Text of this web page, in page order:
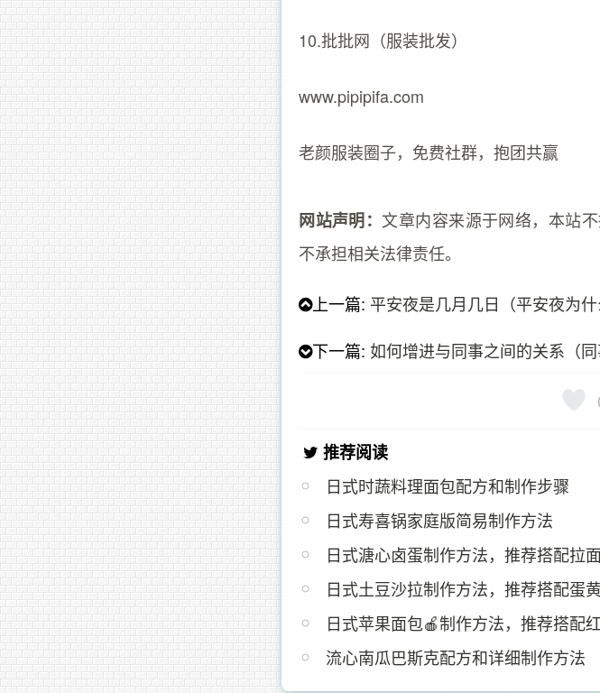
10.批批网（服装批发）
www.pipipifa.com
老颜服装圈子，免费社群，抱团共赢
网站声明：文章内容来源于网络，本站
不承担相关法律责任。
上一篇: 平安夜是几月几日（平安夜为什
下一篇:如何增进与同事之间的关系（同
推荐阅读
日式时蔬料理面包配方和制作步骤
日式寿喜锅家庭版简易制作方法
日式溏心卤蛋制作方法，推荐搭配拉面
日式土豆沙拉制作方法，推荐搭配蛋
日式苹果面包🍎制作方法，推荐搭配
流心南瓜巴斯克配方和详细制作方法